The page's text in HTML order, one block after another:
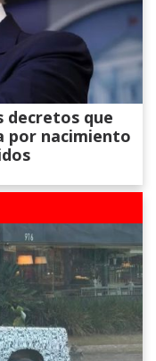
decretos que
por nacimiento